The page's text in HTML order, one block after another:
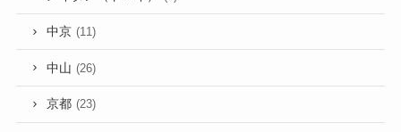
中京 (11)
中山 (26)
京都 (23)